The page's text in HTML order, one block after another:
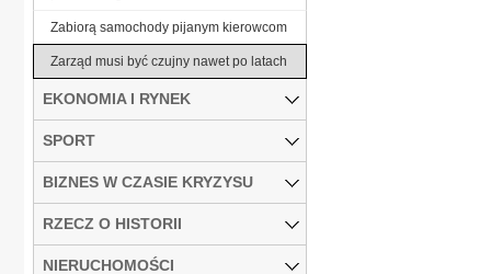
Zabiorą samochody pijanym kierowcom
Zarząd musi być czujny nawet po latach
EKONOMIA I RYNEK
SPORT
BIZNES W CZASIE KRYZYSU
RZECZ O HISTORII
NIERUCHOMOŚCI